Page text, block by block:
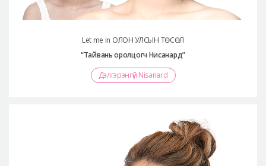
Let me in ОЛОН УЛСЫН ТӨСӨЛ
“Тайвань оролцогч Нисанард”
Дэлгэрэнгүй Nisanard